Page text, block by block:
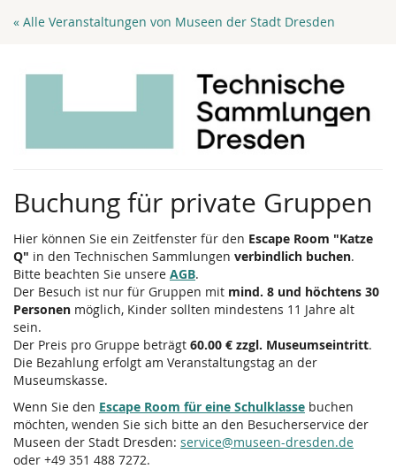
Zum
« Alle Veranstaltungen von Museen der Stadt Dresden
Buchung für private Gruppen
Hier können Sie ein Zeitfenster für den Escape Room "Katze
Q" in den Technischen Sammlungen verbindlich buchen.
Bitte beachten Sie unsere AGB.
Der Besuch ist nur für Gruppen mit mind. 8 und höchtens 30
Personen möglich, Kinder sollten mindestens 11 Jahre alt
sein.
Der Preis pro Gruppe beträgt 60.00 € zzgl. Museumseintritt.
Die Bezahlung erfolgt am Veranstaltungstag an der
Museumskasse.
Wenn Sie den Escape Room für eine Schulklasse buchen
möchten, wenden Sie sich bitte an den Besucherservice der
Museen der Stadt Dresden: service@museen-dresden.de
oder +49 351 488 7272.